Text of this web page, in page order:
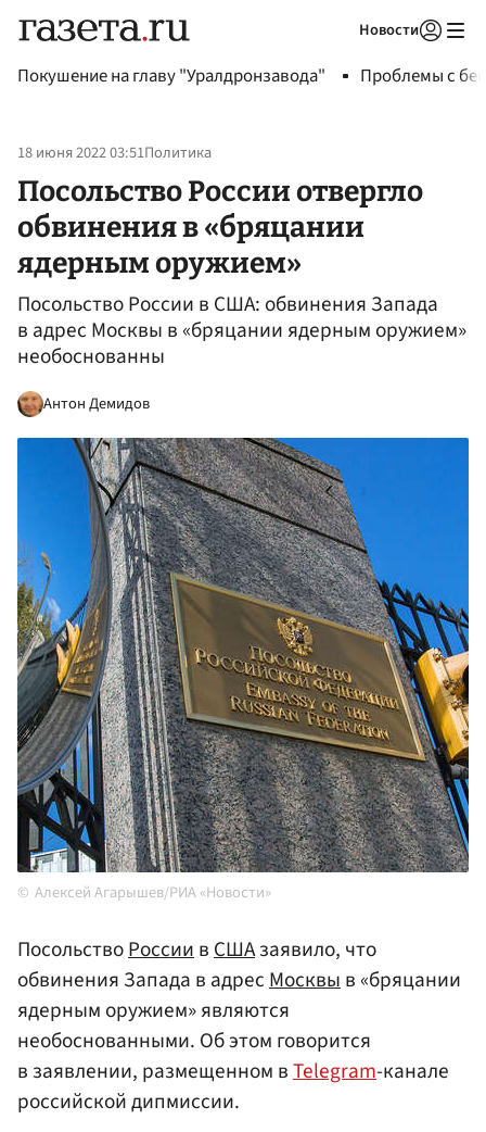
Новости
Покушение на главу "Уралдронзавода" Проблемы с
18 июня 2022 03:51Политика
Посольство России отвергло
обвинения в «бряцании
ядерным оружием»
Посольство России в США: обвинения Запада
в адрес Москвы в «бряцании ядерным оружием»
необоснованны
Антон Демидов
Алексей Агарышев/РИА «Новости»
ПосольствоРоссиивСШАзаявило, что
обвинения Запада в адресМосквыв «бряцании
ядерным оружием» являются
необоснованными. Об этом говорится
в заявлении, размещенном вTelegram-канале
российской дипмиссии.